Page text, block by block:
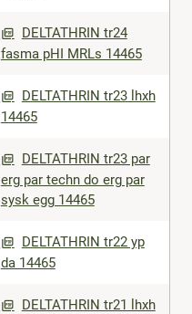
DELTATHRIN tr24
fasma pHI MRLs 14465
DELTATHRIN tr23 lhxh
14465
DELTATHRIN tr23 par
erg par techn do erg par
sysk egg 14465
DELTATHRIN tr22 yp
da 14465
DELTATHRIN tr21 lhxh